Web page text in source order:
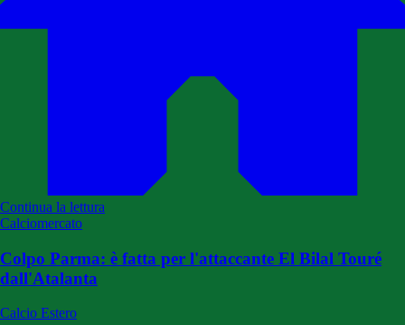
Continua la lettura
Calciomercato
Colpo Parma: è fatta per l'attaccante El Bilal Touré
dall'Atalanta
Calcio Estero